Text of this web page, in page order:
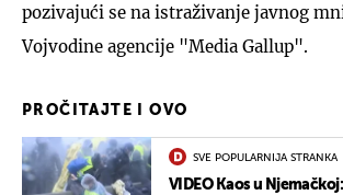
pozivajući se na istraživanje javnog
Vojvodine agencije "Media Gallup".
PROČITAJTE I OVO
SVE POPULARNIJA STRANKA
VIDEO Kaos u